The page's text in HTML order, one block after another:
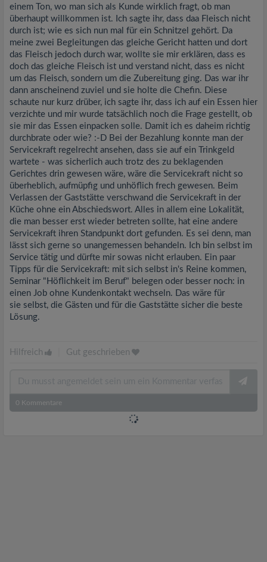
einem Ton, wo man sich als Kunde wirklich fragt, ob man
überhaupt willkommen ist. Ich sagte ihr, dass daa Fleisch nicht
durch ist; wie es sich nun mal für ein Schnitzel gehört. Da
meine zwei Begleitungen das gleiche Gericht hatten und dort
das Fleisch jedoch durch war, wollte sie mir erklären, dass es
doch das gleiche Fleisch ist und verstand nicht, dass es nicht
um das Fleisch, sondern um die Zubereitung ging. Das war ihr
dann anscheinend zuviel und sie holte die Chefin. Diese
schaute nur kurz drüber, ich sagte ihr, dass ich auf ein Essen hier
verzichte und mir wurde tatsächlich noch die Frage gestellt, ob
sie mir das Essen einpacken solle. Damit ich es daheim richtig
durchbrate oder wie? :-D Bei der Bezahlung konnte man der
Servicekraft regelrecht ansehen, dass sie auf ein Trinkgeld
wartete - was sicherlich auch trotz des zu beklagenden
Gerichtes drin gewesen wäre, wäre die Servicekraft nicht so
überheblich, aufmüpfig und unhöflich frech gewesen. Beim
Verlassen der Gaststätte verschwand die Servicekraft in der
Küche ohne ein Abschiedswort. Alles in allem eine Lokalität,
die man besser erst wieder betreten sollte, hat eine andere
Servicekraft ihren Standpunkt dort gefunden. Es sei denn, man
lässt sich gerne so unangemessen behandeln. Ich bin selbst im
Service tätig und dürfte mir sowas nicht erlauben. Ein paar
Tipps für die Servicekraft: mit sich selbst in's Reine kommen,
Seminar "Höflichkeit im Beruf" belegen oder besser noch: in
einen Job ohne Kundenkontakt wechseln. Das wäre für
sie selbst, die Gästen und für die Gaststätte sicher die beste
Lösung.
Hilfreich Gut geschrieben
0 Kommentare